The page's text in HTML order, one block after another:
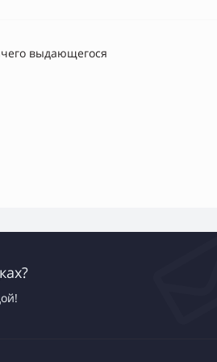
выдающегося